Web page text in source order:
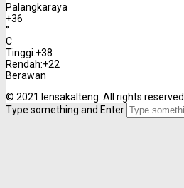
Palangkaraya
+36
°
C
Tinggi:+38
Rendah:+22
Berawan
© 2021 lensakalteng. All rights reserved.
Type something and Enter